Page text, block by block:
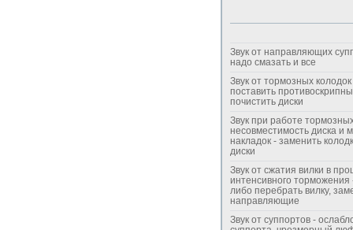
Звук от направляющих
надо смазать и все
Звук от тормозных
поставить
почистить диски
Звук при работе
несовместимость диска и
накладок - заменить
диски
Звук от сжатия вилки в
интенсивного торможения
либо перебрать вилку,
направляющие
Звук от суппортов -